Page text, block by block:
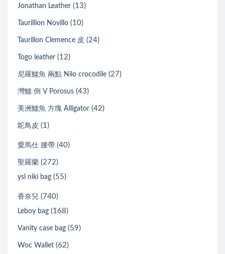
Jonathan Leather (13)
Taurillion Novillo (10)
Taurillon Clemence 皮 (24)
Togo leather (12)
尼羅鱷魚 兩點 Nilo crocodile (27)
灣鱷 倒 V Porosus (43)
美洲鱷魚 方塊 Alligator (42)
鴕鳥皮 (1)
愛馬仕 腰帶 (40)
聖羅蘭 (272)
ysl niki bag (55)
香奈兒 (740)
Leboy bag (168)
Vanity case bag (59)
Woc Wallet (62)